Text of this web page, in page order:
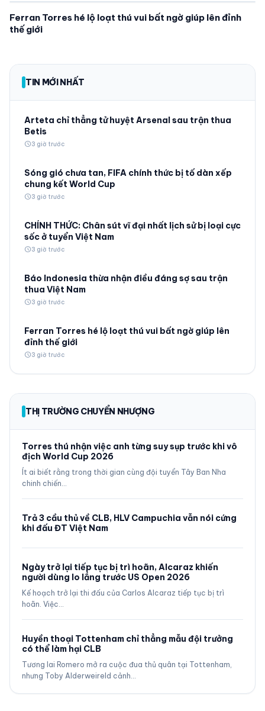
Ferran Torres hé lộ loạt thú vui bất ngờ giúp lên đỉnh
thế giới
TIN MỚI NHẤT
Arteta chỉ thẳng tử huyệt Arsenal sau trận thua
Betis
schedule3 giờ trước
Sóng gió chưa tan, FIFA chính thức bị tố dàn xếp
chung kết World Cup
schedule3 giờ trước
CHÍNH THỨC: Chân sút vĩ đại nhất lịch sử bị loại cực
sốc ở tuyển Việt Nam
schedule3 giờ trước
Báo Indonesia thừa nhận điều đáng sợ sau trận
thua Việt Nam
schedule3 giờ trước
Ferran Torres hé lộ loạt thú vui bất ngờ giúp lên
đỉnh thế giới
schedule3 giờ trước
THỊ TRƯỜNG CHUYỂN NHƯỢNG
Torres thú nhận việc anh từng suy sụp trước khi vô
địch World Cup 2026
Ít ai biết rằng trong thời gian cùng đội tuyển Tây Ban Nha
chinh chiến…
Trả 3 cầu thủ về CLB, HLV Campuchia vẫn nói cứng
khi đấu ĐT Việt Nam
Ngày trở lại tiếp tục bị trì hoãn, Alcaraz khiến
người dùng lo lắng trước US Open 2026
Kế hoạch trở lại thi đấu của Carlos Alcaraz tiếp tục bị trì
hoãn. Việc…
Huyền thoại Tottenham chỉ thẳng mẫu đội trưởng
có thể làm hại CLB
Tương lai Romero mở ra cuộc đua thủ quân tại Tottenham,
nhưng Toby Alderweireld cảnh…